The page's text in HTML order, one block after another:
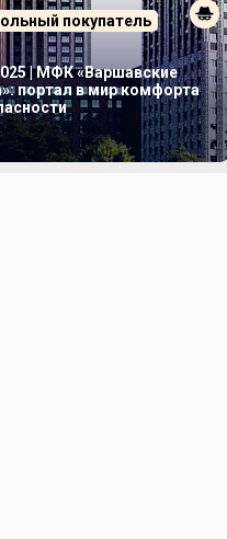
покупатель
| МФК «Варшавские
портал в мир комфорта